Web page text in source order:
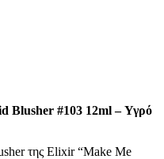
Blusher #103 12ml – Υγρό
της Elixir “Make Me